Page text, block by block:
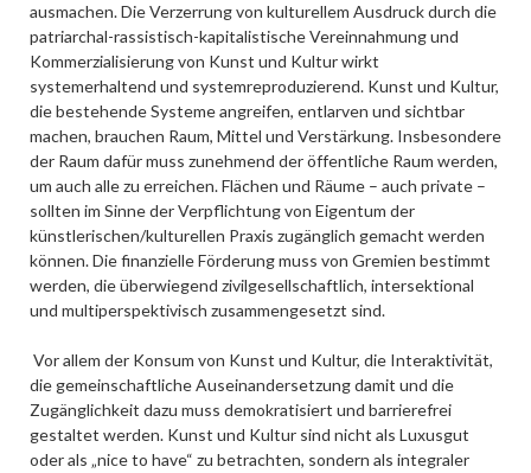
ausmachen. Die Verzerrung von kulturellem Ausdruck durch die
patriarchal-rassistisch-kapitalistische Vereinnahmung und
Kommerzialisierung von Kunst und Kultur wirkt
systemerhaltend und systemreproduzierend. Kunst und Kultur,
die bestehende Systeme angreifen, entlarven und sichtbar
machen, brauchen Raum, Mittel und Verstärkung. Insbesondere
der Raum dafür muss zunehmend der öffentliche Raum werden,
um auch alle zu erreichen. Flächen und Räume – auch private –
sollten im Sinne der Verpflichtung von Eigentum der
künstlerischen/kulturellen Praxis zugänglich gemacht werden
können. Die finanzielle Förderung muss von Gremien bestimmt
werden, die überwiegend zivilgesellschaftlich, intersektional
und multiperspektivisch zusammengesetzt sind.
Vor allem der Konsum von Kunst und Kultur, die Interaktivität,
die gemeinschaftliche Auseinandersetzung damit und die
Zugänglichkeit dazu muss demokratisiert und barrierefrei
gestaltet werden. Kunst und Kultur sind nicht als Luxusgut
oder als „nice to have“ zu betrachten, sondern als integraler